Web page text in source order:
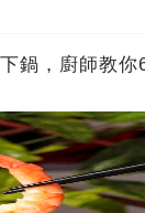
鍋，廚師教你